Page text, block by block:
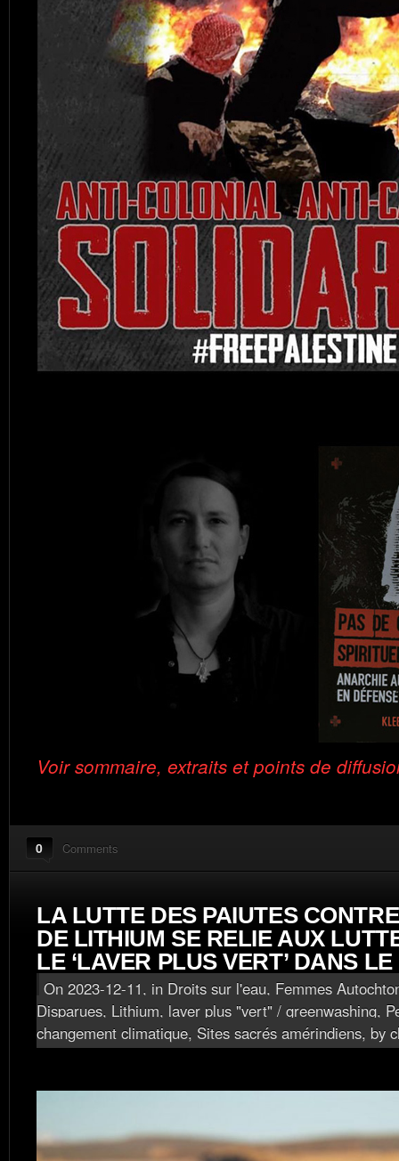
Voir sommaire, extraits et points de
0 Comments
LA LUTTE DES PAIUTES
DE LITHIUM SE RELIE AUX
LE ‘LAVER PLUS VERT’ DANS
On 2023-12-11, in Droits sur l'eau, Femmes
Disparues, Lithium, laver plus "vert" / greenwashing,
changement climatique, Sites sacrés amérindiens, by